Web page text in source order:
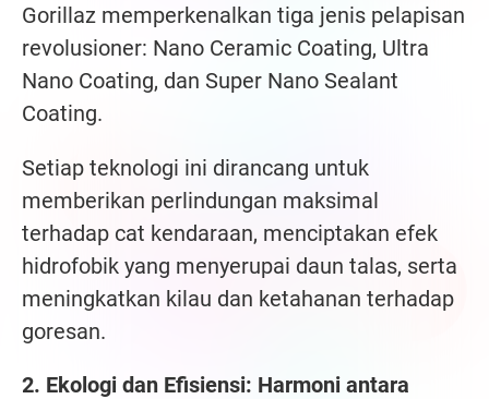
Gorillaz memperkenalkan tiga jenis pelapisan
revolusioner: Nano Ceramic Coating, Ultra
Nano Coating, dan Super Nano Sealant
Coating.
Setiap teknologi ini dirancang untuk
memberikan perlindungan maksimal
terhadap cat kendaraan, menciptakan efek
hidrofobik yang menyerupai daun talas, serta
meningkatkan kilau dan ketahanan terhadap
goresan.
2. Ekologi dan Efisiensi: Harmoni antara